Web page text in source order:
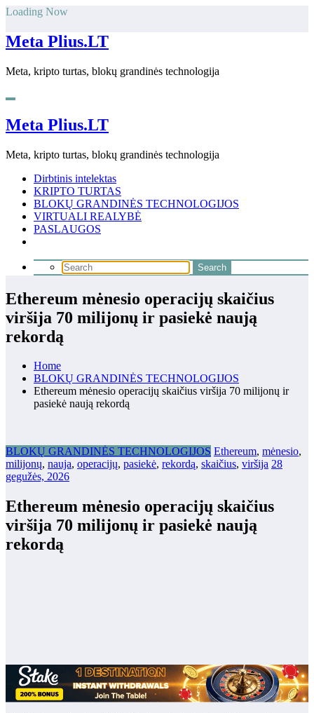
Skip
content
Loading Now
Meta Plius.LT
Meta, kripto turtas, blokų grandinės technologija
Meta Plius.LT
Meta, kripto turtas, blokų grandinės technologija
Dirbtinis intelektas
KRIPTO TURTAS
BLOKŲ GRANDINĖS TECHNOLOGIJOS
VIRTUALI REALYBĖ
PASLAUGOS
Ethereum mėnesio operacijų skaičius
viršija 70 milijonų ir pasiekė naują
rekordą
Home
BLOKŲ GRANDINĖS TECHNOLOGIJOS
Ethereum mėnesio operacijų skaičius viršija 70 milijonų ir
pasiekė naują rekordą
BLOKŲ GRANDINĖS TECHNOLOGIJOS Ethereum, mėnesio,
milijonų, nauja, operacijų, pasiekė, rekordą, skaičius, viršija 28
gegužės, 2026
Ethereum mėnesio operacijų skaičius
viršija 70 milijonų ir pasiekė naują
rekordą